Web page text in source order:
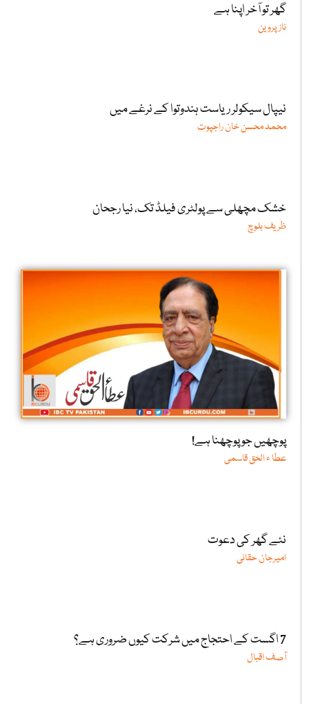
گھر تو آخر اپنا ہے
ناز پروین
نیپال سیکولر ریاست ہندوتوا کے نرغے میں
محمد محسن خان راجپوت
خشک مچھلی سے پولٹری فیلڈ تک، نیا رجحان
ظریف بلوچ
پوچھیں جو پوچھنا ہے!
عطا ء الحق قاسمی
نئے گھر کی دعوت
امیرجان حقانی
7 اگست کے احتجاج میں شرکت کیوں ضروری ہے؟
آصف اقبال